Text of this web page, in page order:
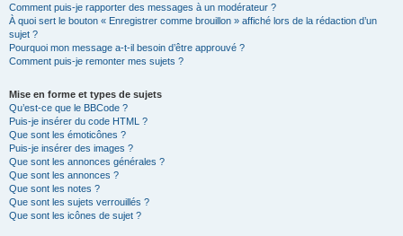
Comment puis-je rapporter des messages à un modérateur ?
À quoi sert le bouton « Enregistrer comme brouillon » affiché lors de la rédaction d’un
sujet ?
Pourquoi mon message a-t-il besoin d’être approuvé ?
Comment puis-je remonter mes sujets ?
Mise en forme et types de sujets
Qu’est-ce que le BBCode ?
Puis-je insérer du code HTML ?
Que sont les émoticônes ?
Puis-je insérer des images ?
Que sont les annonces générales ?
Que sont les annonces ?
Que sont les notes ?
Que sont les sujets verrouillés ?
Que sont les icônes de sujet ?